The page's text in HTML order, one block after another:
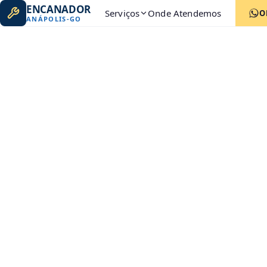
ENCANADOR
ANÁPOLIS-GO Serviços Onde Atendemos